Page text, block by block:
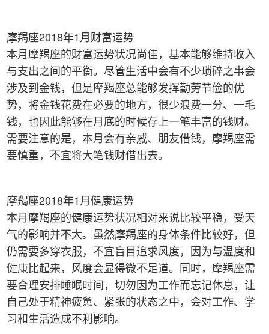
摩羯座2018年1月财富运势
本月摩羯座的财富运势状况尚佳，基本能够维持收入
与支出之间的平衡。尽管生活中会有不少琐碎之事会
涉及到金钱，但是摩羯座总能够发挥勤劳节俭的优
势，将金钱花费在必要的地方，很少浪费一分、一毛
钱，也因此能够在月底的时候存上一笔丰富的钱财。
需要注意的是，本月会有亲戚、朋友借钱，摩羯座需
要慎重，不宜将大笔钱财借出去。
摩羯座2018年1月健康运势
本月摩羯座的健康运势状况相对来说比较平稳，受天
气的影响并不大。虽然摩羯座的身体条件比较好，但
仍需要多穿衣服，不宜盲目追求风度，因为与温度和
健康比起来，风度会显得微不足道。同时，摩羯座需
要合理安排睡眠时间，切勿因为工作而忘记休息，让
自己处于精神疲惫、紧张的状态之中，会对工作、学
习和生活造成不利影响。